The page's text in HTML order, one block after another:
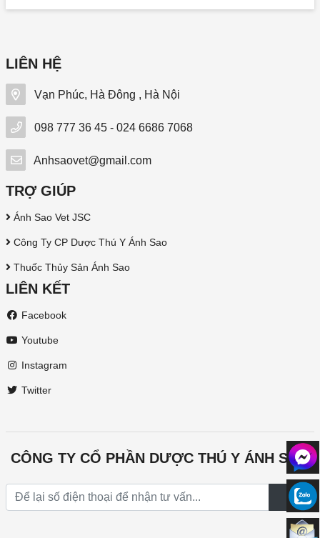
LIÊN HỆ
Vạn Phúc, Hà Đông , Hà Nội
098 777 36 45 - 024 6686 7068
Anhsaovet@gmail.com
TRỢ GIÚP
Ánh Sao Vet JSC
Công Ty CP Dược Thú Y Ánh Sao
Thuốc Thủy Sản Ánh Sao
LIÊN KẾT
Facebook
Youtube
Instagram
Twitter
CÔNG TY CỔ PHẦN DƯỢC THÚ Y ÁNH SAO